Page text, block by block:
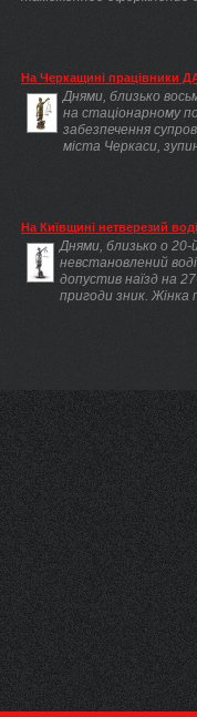
На Черкащині працівники
Днями, близько
на стаціонарному
забезпечення
міста Черкаси,
На Київщині нетверезий
Днями, близько о 20-й
невстановлений
допустив наїзд на
пригоди зник. Жінка